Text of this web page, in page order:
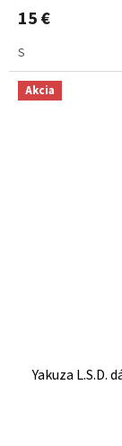
15 €
S
Akcia
Yakuza L.S.D.